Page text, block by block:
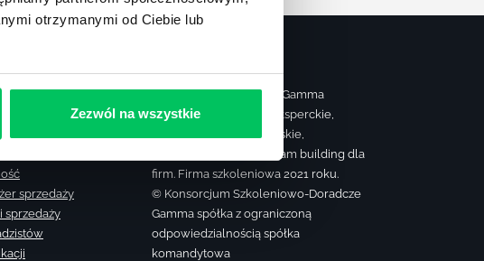
otrzymanymi od Ciebie lub
Zezwól na wszystkie
zmianą
czasem
sprzedażą
sprzedaży
sprzedaży
Strona należy do grupy Gamma
realizującej szkolenia eksperckie,
sprzedażowe, managerskie,
farmaceutyczne oraz team building dla
firm. Firma szkoleniowa 2021 roku.
© Konsorcjum Szkoleniowo-Doradcze
Gamma spółka z ograniczoną
odpowiedzialnością spółka
komandytowa